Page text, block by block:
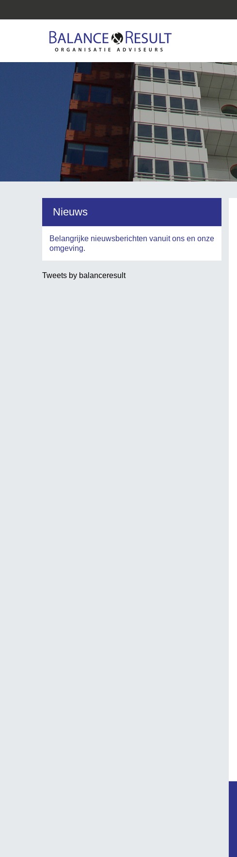
Nieuws
Belangrijke nieuwsberichten vanuit ons en onze
omgeving.
Tweets by balanceresult